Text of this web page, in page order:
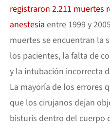
registraron 2.211 muertes
anestesia entre 1999 y
muertes se encuentran la
los pacientes, la falta de
y la intubación incorrecta
La mayoría de los errores
que los cirujanos dejan
bisturís dentro del cuerpo